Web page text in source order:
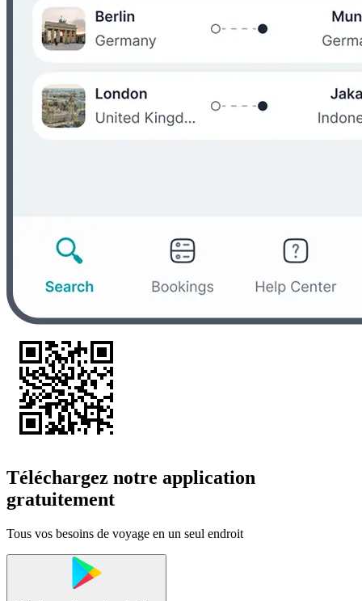
Téléchargez notre application
gratuitement
Tous vos besoins de voyage en un seul endroit